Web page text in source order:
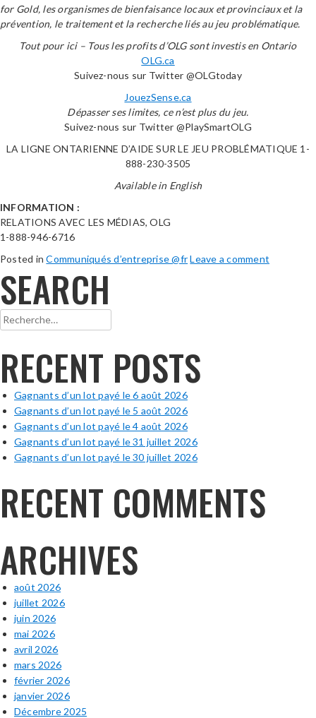
for Gold, les organismes de bienfaisance locaux et provinciaux et la
prévention, le traitement et la recherche liés au jeu problématique.
Tout pour ici – Tous les profits d’OLG sont investis en Ontario
OLG.ca
Suivez-nous sur Twitter @OLGtoday
JouezSense.ca
Dépasser ses limites, ce n’est plus du jeu.
Suivez-nous sur Twitter @PlaySmartOLG
LA LIGNE ONTARIENNE D’AIDE SUR LE JEU PROBLÉMATIQUE 1-
888-230-3505
Available in English
INFORMATION :
RELATIONS AVEC LES MÉDIAS, OLG
1-888-946-6716
Posted inCommuniqués d’entreprise @frLeave a comment
SEARCH
Rechercher :
RECENT POSTS
Gagnants d’un lot payé le 6 août 2026
Gagnants d’un lot payé le 5 août 2026
Gagnants d’un lot payé le 4 août 2026
Gagnants d’un lot payé le 31 juillet 2026
Gagnants d’un lot payé le 30 juillet 2026
RECENT COMMENTS
ARCHIVES
août 2026
juillet 2026
juin 2026
mai 2026
avril 2026
mars 2026
février 2026
janvier 2026
Décembre 2025